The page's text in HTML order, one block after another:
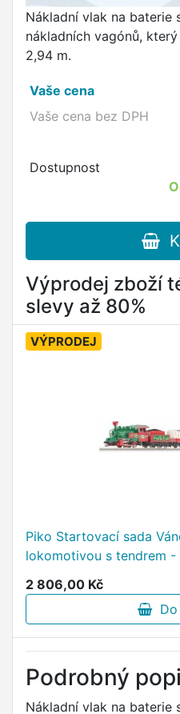
Nákladní vlak na baterie
nákladních vagónů,
2,94 m.
Vaše cena
Vaše cena bez DPH
Dostupnost
Výprodej zboží
slevy až 80%
VÝPRODEJ
Piko Startovací sada
lokomotivou s tendrem -
2 806,00 Kč
Do
Podrobný
Nákladní vlak na baterie